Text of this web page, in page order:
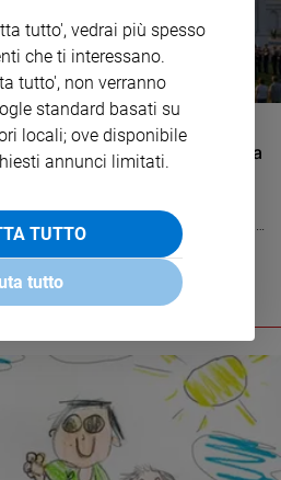
autocelebra) 250 anni di storia
la Dichiarazione di Indipendenza.
festa di domani sarà vissuta da molti
il loro presidente narcisista
tutto', vedrai più spesso
che ti interessano.
tutto', non verranno
standard basati su
locali; ove disponibile
annunci limitati.
TUTTO
tutto